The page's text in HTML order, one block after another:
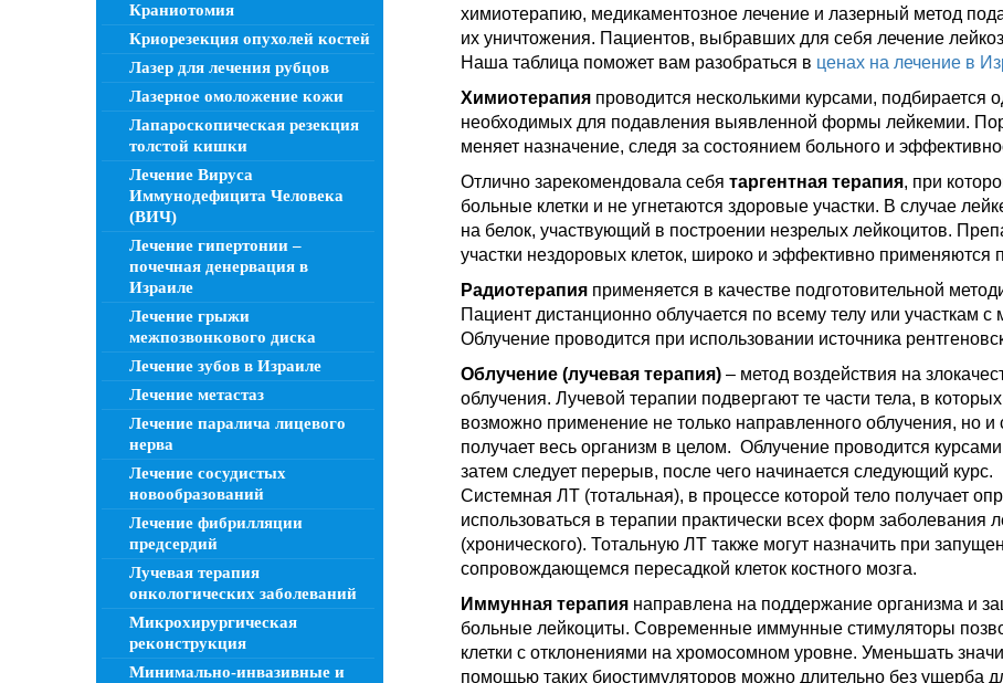
химиотерапию, медикаментозное лечение и лазерный метод
их уничтожения. Пациентов, выбравших для себя лечение
Наша таблица поможет вам разобраться в ценах на лечение в
Химиотерапия проводится несколькими курсами, подбирается
необходимых для подавления выявленной формы лейкемии.
меняет назначение, следя за состоянием больного и
Отлично зарекомендовала себя таргентная терапия, при
больные клетки и не угнетаются здоровые участки. В случае
на белок, участвующий в построении незрелых лейкоцитов.
участки нездоровых клеток, широко и эффективно применяются
Радиотерапия применяется в качестве подготовительной
Пациент дистанционно облучается по всему телу или участкам
Облучение проводится при использовании источника
Облучение (лучевая терапия) – метод воздействия на
облучения. Лучевой терапии подвергают те части тела, в
возможно применение не только направленного облучения, но
получает весь организм в целом. Облучение проводится
затем следует перерыв, после чего начинается следующий курс.
Системная ЛТ (тотальная), в процессе которой тело получает
использоваться в терапии практически всех форм заболевания
(хронического). Тотальную ЛТ также могут назначить при
сопровождающемся пересадкой клеток костного мозга.
Иммунная терапия направлена на поддержание организма и
больные лейкоциты. Современные иммунные стимуляторы
клетки с отклонениями на хромосомном уровне. Уменьшать
помощью таких биостимуляторов можно длительно без ущерба
Краниотомия
Криорезекция опухолей костей
Лазер для лечения рубцов
Лазерное омоложение кожи
Лапароскопическая резекция
толстой кишки
Лечение Вируса
Иммунодефицита Человека
(ВИЧ)
Лечение гипертонии –
почечная денервация в
Израиле
Лечение грыжи
межпозвонкового диска
Лечение зубов в Израиле
Лечение метастаз
Лечение паралича лицевого
нерва
Лечение сосудистых
новообразований
Лечение фибрилляции
предсердий
Лучевая терапия
онкологических заболеваний
Микрохирургическая
реконструкция
Минимально-инвазивные и